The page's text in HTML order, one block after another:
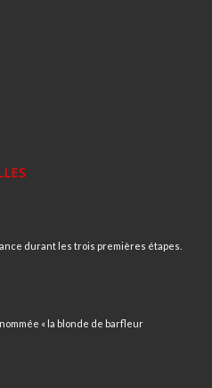
durant les trois premières étapes.
« la blonde de barfleur